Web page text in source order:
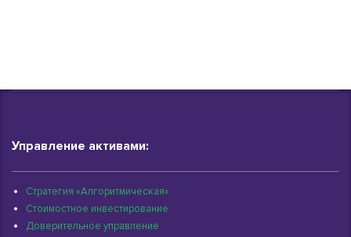
Управление активами:
Стратегия «Алгоритмическая»
Стоимостное инвестирование
Доверительное управление